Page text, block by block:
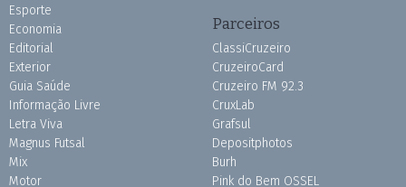
Esporte
Economia
Editorial
Exterior
Guia Saúde
Informação Livre
Letra Viva
Magnus Futsal
Mix
Motor
Parceiros
ClassiCruzeiro
CruzeiroCard
Cruzeiro FM 92.3
CruxLab
Grafsul
Depositphotos
Burh
Pink do Bem OSSEL